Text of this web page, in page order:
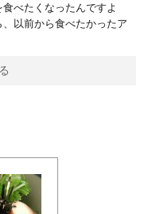
べたくなったんですよ
以前から食べたかったア